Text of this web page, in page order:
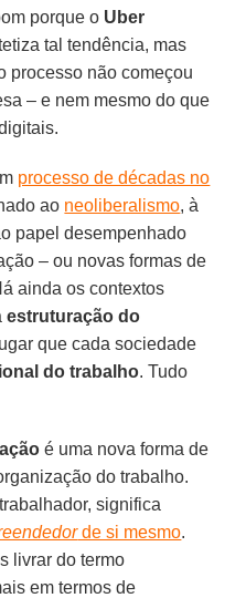
porque o Uber
tal tendência, mas
processo não começou
– e nem mesmo do que
processo de décadas no
ao neoliberalismo, à
papel desempenhado
– ou novas formas de
ainda os contextos
estruturação do
que cada sociedade
do trabalho. Tudo
é uma nova forma de
do trabalho.
significa
de si mesmo.
livrar do termo
em termos de